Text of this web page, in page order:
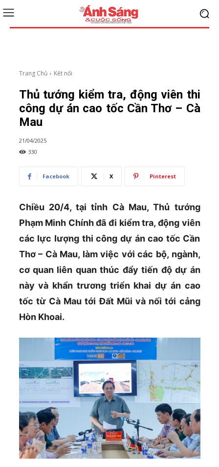
Trang Chủ Kết nối
Thủ tướng kiểm tra, động viên thi
công dự án cao tốc Cần Thơ – Cà
Mau
21/04/2025
330
Facebook X Pinterest
Chiều 20/4, tại tỉnh Cà Mau, Thủ tướng
Phạm Minh Chính đã đi kiểm tra, động viên
các lực lượng thi công dự án cao tốc Cần
Thơ – Cà Mau, làm việc với các bộ, ngành,
cơ quan liên quan thúc đẩy tiến độ dự án
này và khẩn trương triển khai dự án cao
tốc từ Cà Mau tới Đất Mũi và nối tới cảng
Hòn Khoai.